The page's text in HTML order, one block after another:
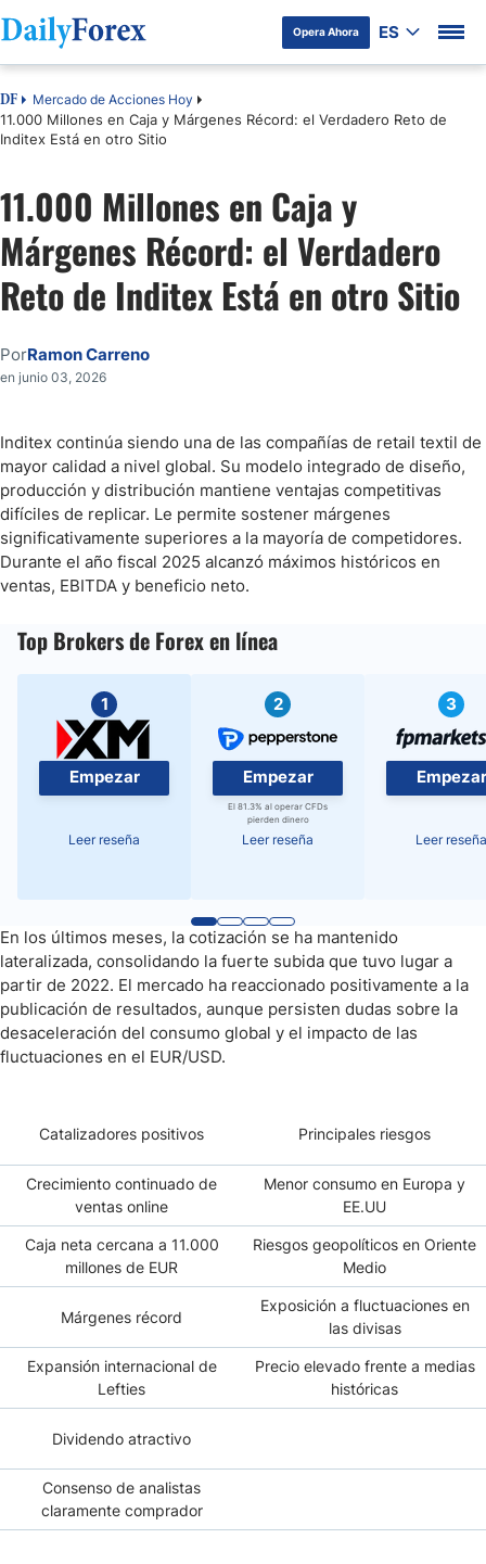
Opera Ahora ES
DF Mercado de Acciones Hoy
11.000 Millones en Caja y Márgenes Récord: el Verdadero Reto de
Inditex Está en otro Sitio
11.000 Millones en Caja y
Márgenes Récord: el Verdadero
Reto de Inditex Está en otro Sitio
PorRamon Carreno
en junio 03, 2026
Inditex continúa siendo una de las compañías de retail textil de
mayor calidad a nivel global. Su modelo integrado de diseño,
producción y distribución mantiene ventajas competitivas
difíciles de replicar. Le permite sostener márgenes
significativamente superiores a la mayoría de competidores.
Durante el año fiscal 2025 alcanzó máximos históricos en
ventas, EBITDA y beneficio neto.
Top Brokers de Forex en línea
1
Empezar
Leer reseña
2
Empezar
El 81.3% al operar CFDs
pierden dinero
Leer reseña
3
Empezar
Leer reseña
En los últimos meses, la cotización se ha mantenido
lateralizada, consolidando la fuerte subida que tuvo lugar a
partir de 2022. El mercado ha reaccionado positivamente a la
publicación de resultados, aunque persisten dudas sobre la
desaceleración del consumo global y el impacto de las
fluctuaciones en el EUR/USD.
Catalizadores positivos Principales riesgos
Crecimiento continuado de
ventas online
Menor consumo en Europa y
EE.UU
Caja neta cercana a 11.000
millones de EUR
Riesgos geopolíticos en Oriente
Medio
Márgenes récord
Exposición a fluctuaciones en
las divisas
Expansión internacional de
Lefties
Precio elevado frente a medias
históricas
Dividendo atractivo
Consenso de analistas
claramente comprador